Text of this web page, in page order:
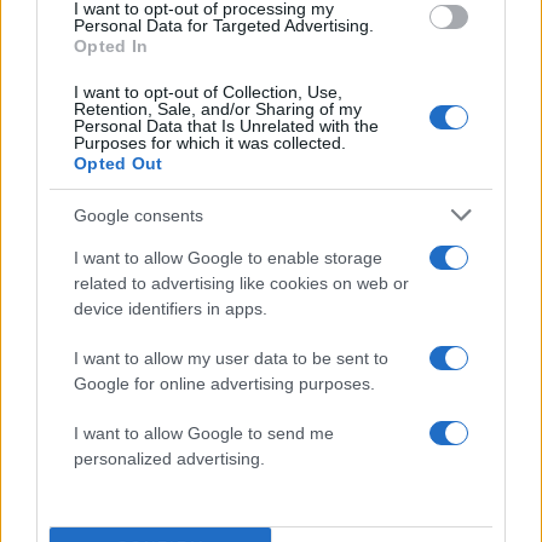
I want to opt-out of processing my
Personal Data for Targeted Advertising.
Opted In
I want to opt-out of Collection, Use,
Retention, Sale, and/or Sharing of my
Personal Data that Is Unrelated with the
Purposes for which it was collected.
Opted Out
Google consents
I want to allow Google to enable storage
related to advertising like cookies on web or
device identifiers in apps.
I want to allow my user data to be sent to
Google for online advertising purposes.
I want to allow Google to send me
personalized advertising.
Λίγο αργότερα, η τραγωδία χτύπησε το
συγκρότημα:ο Κλιφ Μπέρτον σκοτώθηκε σε
Τη θέση
του πήρε ο Τζέισον Νιούστεντ, ο οποίος όμως
δεν είχε ιδιαίτερη παρουσία στο μιξ του άλμπουμ
δυσαρέσκειά του — όπως έχει ο ίδιος
Παρά τις δυσκολίες, οι Metallica συνέχισαν να